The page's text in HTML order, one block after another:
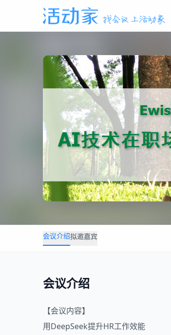
会议介绍拟邀嘉宾
会议介绍
【会议内容】
用DeepSeek提升HR工作效能